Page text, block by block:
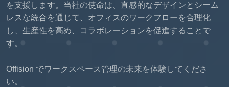
を支援します。当社の使命は、直感的なデザインとシーム
レスな統合を通じて、オフィスのワークフローを合理化
し、生産性を高め、コラボレーションを促進することで
す。
Offision でワークスペース管理の未来を体験してくださ
い。